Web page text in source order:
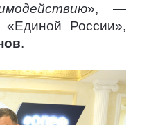
», —
«Единой России»,
.